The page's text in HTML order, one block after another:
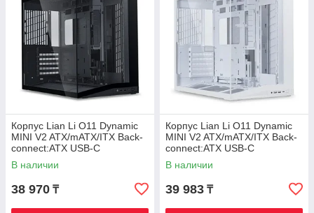
Корпус Lian Li O11 Dynamic
MINI V2 ATX/mATX/ITX Back-
connect:ATX USB-C
G99.O11DMIV2X.00 Черный
В наличии
38 970 ₸
Корпус Lian Li O11 Dynamic
MINI V2 ATX/mATX/ITX Back-
connect:ATX USB-C
G99.O11DMIV2W.00 Белый
В наличии
39 983 ₸